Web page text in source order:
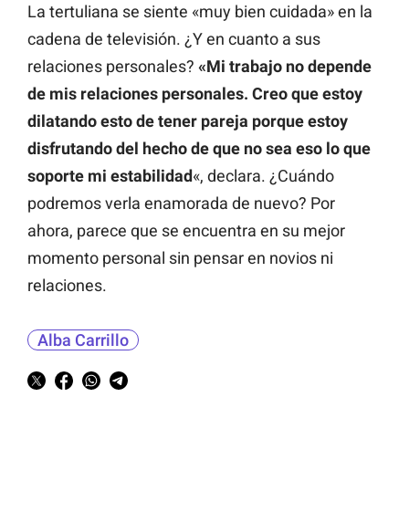
La tertuliana se siente «muy bien cuidada» en la
cadena de televisión. ¿Y en cuanto a sus
relaciones personales? «Mi trabajo no depende
de mis relaciones personales. Creo que estoy
dilatando esto de tener pareja porque estoy
disfrutando del hecho de que no sea eso lo que
soporte mi estabilidad«, declara. ¿Cuándo
podremos verla enamorada de nuevo? Por
ahora, parece que se encuentra en su mejor
momento personal sin pensar en novios ni
relaciones.
Alba Carrillo